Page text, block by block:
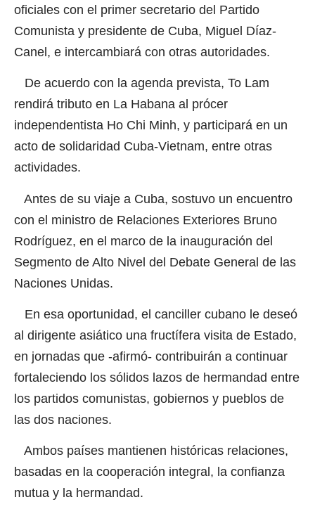
oficiales con el primer secretario del Partido
Comunista y presidente de Cuba, Miguel Díaz-
Canel, e intercambiará con otras autoridades.
De acuerdo con la agenda prevista, To Lam
rendirá tributo en La Habana al prócer
independentista Ho Chi Minh, y participará en un
acto de solidaridad Cuba-Vietnam, entre otras
actividades.
Antes de su viaje a Cuba, sostuvo un encuentro
con el ministro de Relaciones Exteriores Bruno
Rodríguez, en el marco de la inauguración del
Segmento de Alto Nivel del Debate General de las
Naciones Unidas.
En esa oportunidad, el canciller cubano le deseó
al dirigente asiático una fructífera visita de Estado,
en jornadas que -afirmó- contribuirán a continuar
fortaleciendo los sólidos lazos de hermandad entre
los partidos comunistas, gobiernos y pueblos de
las dos naciones.
Ambos países mantienen históricas relaciones,
basadas en la cooperación integral, la confianza
mutua y la hermandad.